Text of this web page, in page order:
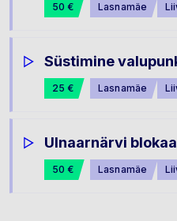
50 € Lasnamäe
Süstimine
25 € Lasnamäe
Ulnaarnärvi
50 € Lasnamäe